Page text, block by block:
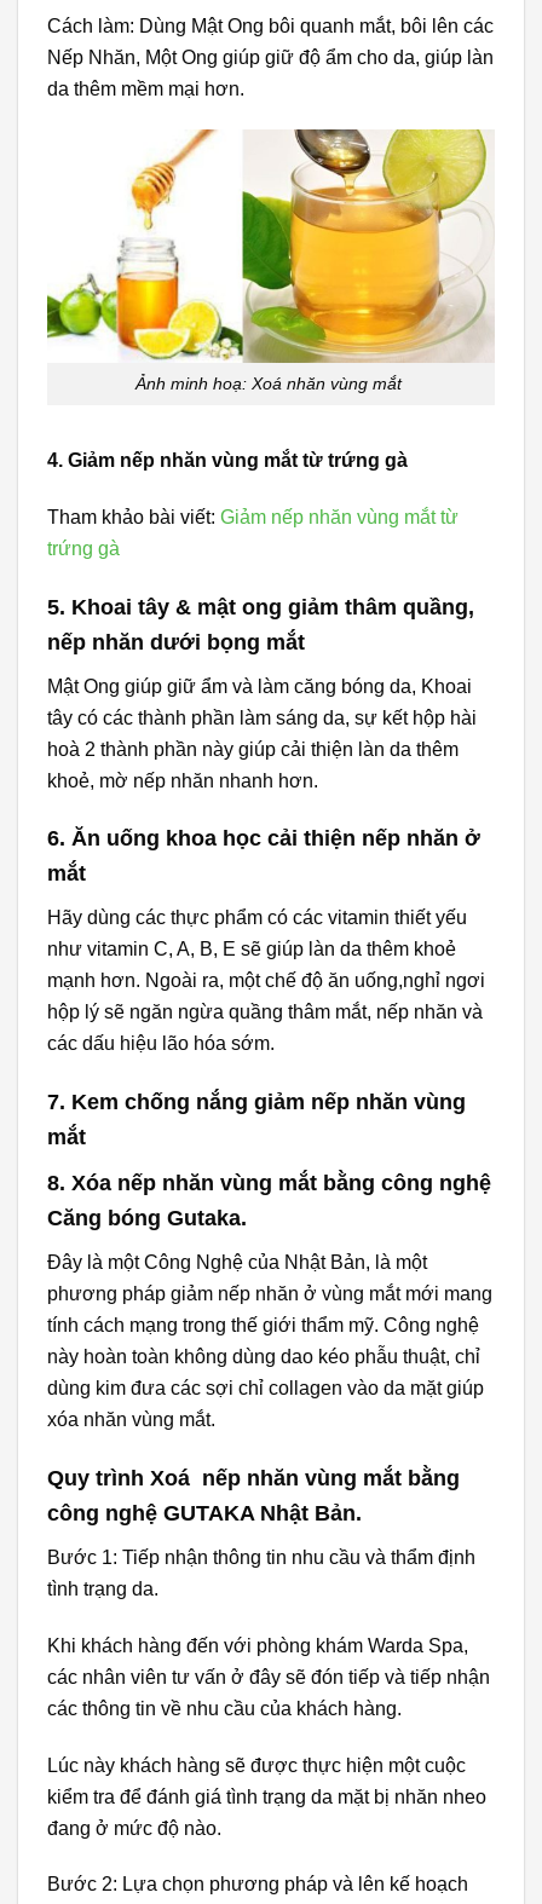
Cách làm: Dùng Mật Ong bôi quanh mắt, bôi lên các
Nếp Nhăn, Một Ong giúp giữ độ ẩm cho da, giúp làn
da thêm mềm mại hơn.
Ảnh minh hoạ: Xoá nhăn vùng mắt
4. Giảm nếp nhăn vùng mắt từ trứng gà
Tham khảo bài viết: Giảm nếp nhăn vùng mắt từ
trứng gà
5. Khoai tây & mật ong giảm thâm quầng,
nếp nhăn dưới bọng mắt
Mật Ong giúp giữ ẩm và làm căng bóng da, Khoai
tây có các thành phần làm sáng da, sự kết hộp hài
hoà 2 thành phần này giúp cải thiện làn da thêm
khoẻ, mờ nếp nhăn nhanh hơn.
6. Ăn uống khoa học cải thiện nếp nhăn ở
mắt
Hãy dùng các thực phẩm có các vitamin thiết yếu
như vitamin C, A, B, E sẽ giúp làn da thêm khoẻ
mạnh hơn. Ngoài ra, một chế độ ăn uống,nghỉ ngơi
hộp lý sẽ ngăn ngừa quầng thâm mắt, nếp nhăn và
các dấu hiệu lão hóa sớm.
7. Kem chống nắng giảm nếp nhăn vùng
mắt
8. Xóa nếp nhăn vùng mắt bằng công nghệ
Căng bóng Gutaka.
Đây là một Công Nghệ của Nhật Bản, là một
phương pháp giảm nếp nhăn ở vùng mắt mới mang
tính cách mạng trong thế giới thẩm mỹ. Công nghệ
này hoàn toàn không dùng dao kéo phẫu thuật, chỉ
dùng kim đưa các sợi chỉ collagen vào da mặt giúp
xóa nhăn vùng mắt.
Quy trình Xoá nếp nhăn vùng mắt bằng
công nghệ GUTAKA Nhật Bản.
Bước 1: Tiếp nhận thông tin nhu cầu và thẩm định
tình trạng da.
Khi khách hàng đến với phòng khám Warda Spa,
các nhân viên tư vấn ở đây sẽ đón tiếp và tiếp nhận
các thông tin về nhu cầu của khách hàng.
Lúc này khách hàng sẽ được thực hiện một cuộc
kiểm tra để đánh giá tình trạng da mặt bị nhăn nheo
đang ở mức độ nào.
Bước 2: Lựa chọn phương pháp và lên kế hoạch